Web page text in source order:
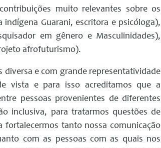
muito relevantes sobre os
Guarani, escritora e psicóloga),
em gênero e Masculinidades),
afrofuturismo).
e com grande representatividade
vista e para isso acreditamos que a
pessoas provenientes de diferentes
inclusiva, para tratarmos questões de
fortalecermos tanto nossa comunicação
com as pessoas com as quais nos